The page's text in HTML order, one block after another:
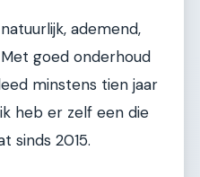
ademend,
goed onderhoud
minstens tien jaar
heb er zelf een die
sinds 2015.